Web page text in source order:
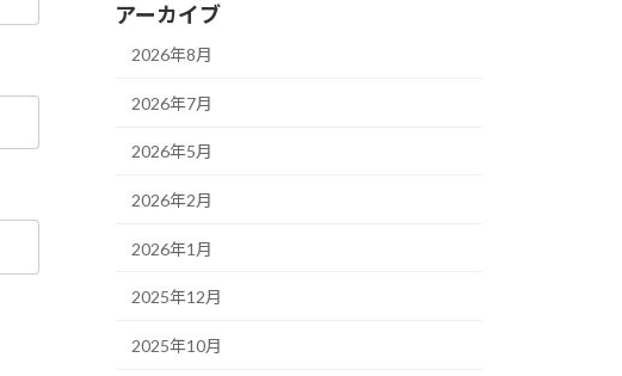
アーカイブ
2026年8月
2026年7月
2026年5月
2026年2月
2026年1月
2025年12月
2025年10月